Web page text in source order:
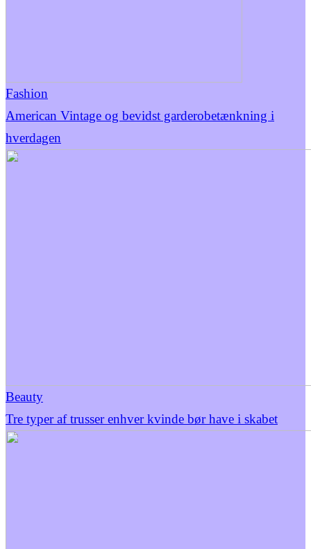
Fashion
American Vintage og bevidst garderobetænkning i
hverdagen
Beauty
Tre typer af trusser enhver kvinde bør have i skabet